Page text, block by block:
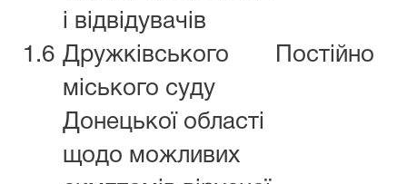
1.6
і відвідувачів
Дружківського
міського суду
Донецької області
щодо можливих
Постійно